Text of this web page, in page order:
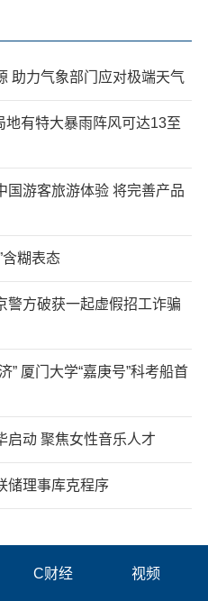
助力气象部门应对极端天气
地有特大暴雨阵风可达13至
国游客旅游体验 将完善产品
含糊表态
警方破获一起虚假招工诈骗
” 厦门大学“嘉庚号”科考船首
启动 聚焦女性音乐人才
储理事库克程序
C财经 视频